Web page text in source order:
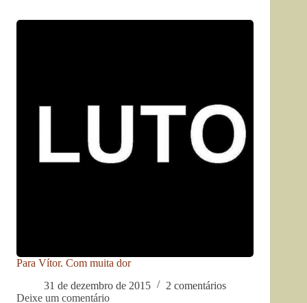
Para Vítor. Com muita dor
31 de dezembro de 2015
2 comentários
Deixe um comentário